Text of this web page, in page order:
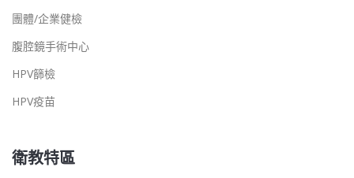
團體/企業健檢
腹腔鏡手術中心
HPV篩檢
HPV疫苗
衛教特區